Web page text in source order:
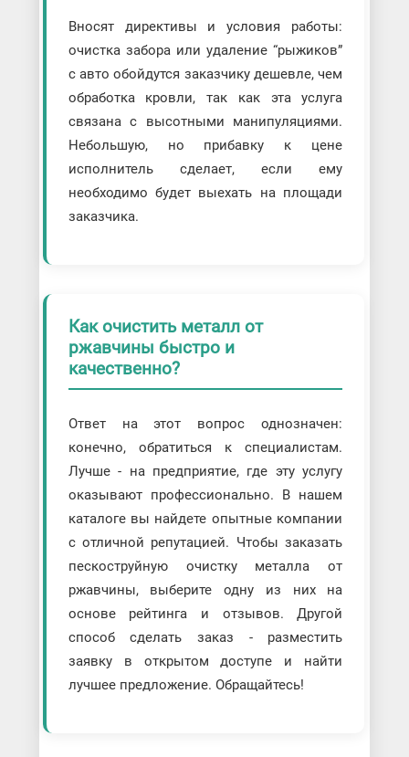
Вносят директивы и условия работы:
очистка забора или удаление “рыжиков”
с авто обойдутся заказчику дешевле, чем
обработка кровли, так как эта услуга
связана с высотными манипуляциями.
Небольшую, но прибавку к цене
исполнитель сделает, если ему
необходимо будет выехать на площади
заказчика.
Как очистить металл от
ржавчины быстро и
качественно?
Ответ на этот вопрос однозначен:
конечно, обратиться к специалистам.
Лучше - на предприятие, где эту услугу
оказывают профессионально. В нашем
каталоге вы найдете опытные компании
с отличной репутацией. Чтобы заказать
пескоструйную очистку металла от
ржавчины, выберите одну из них на
основе рейтинга и отзывов. Другой
способ сделать заказ - разместить
заявку в открытом доступе и найти
лучшее предложение. Обращайтесь!